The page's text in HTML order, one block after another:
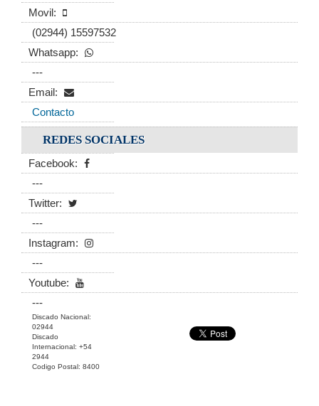
Movil:
(02944) 15597532
Whatsapp:
---
Email:
Contacto
REDES SOCIALES
Facebook:
---
Twitter:
---
Instagram:
---
Youtube:
---
Discado Nacional:
02944
Discado
Internacional: +54
2944
Codigo Postal: 8400